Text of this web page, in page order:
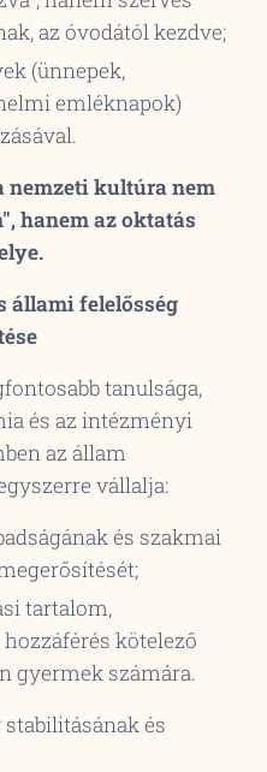
az óvodától kezdve;
(ünnepek,
emléknapok)
nemzeti kultúra nem
hanem az oktatás
állami felelősség
tanulsága,
és az intézményi
az állam
vállalja:
és szakmai
tartalom,
kötelező
gyermek számára.
és